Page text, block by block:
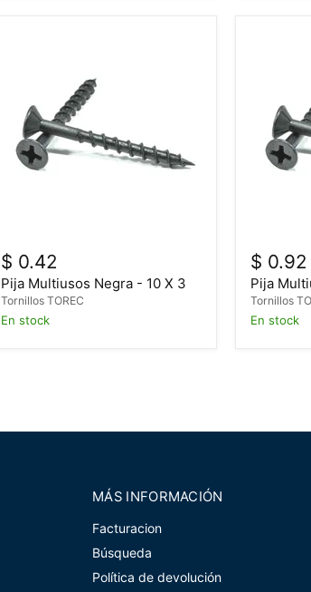
$ 0.42
Pija Multiusos Negra - 10 X 3
Tornillos TOREC
En stock
$ 0.92
Pija
Tornillos
En stock
MÁS INFORMACIÓN
Facturacion
Búsqueda
Política de devolución